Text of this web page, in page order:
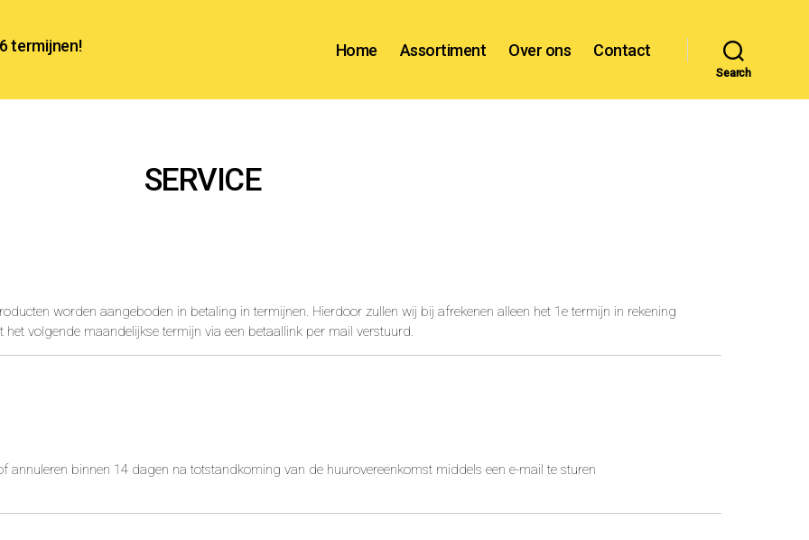
termijnen! Home Assortiment Over ons Contact
Search
SERVICE
worden aangeboden in betaling in termijnen. Hierdoor zullen wij bij afrekenen alleen het 1e termijn in rekening
volgende maandelijkse termijn via een betaallink per mail verstuurd.
annuleren binnen 14 dagen na totstandkoming van de huurovereenkomst middels een e-mail te sturen